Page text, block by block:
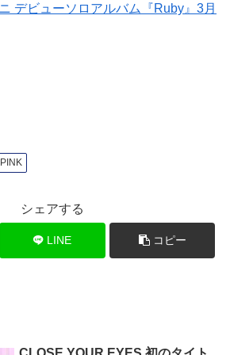
デビューソロアルバム『Ruby』3月
シェアする
LINE コピー